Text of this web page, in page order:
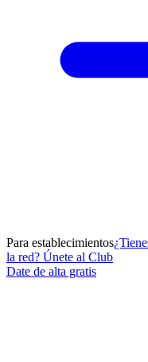
Para establecimientos
la red? Únete al Club
Date de alta gratis